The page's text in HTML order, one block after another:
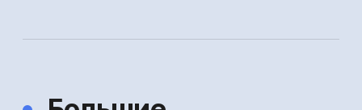
Резидент Сколково
Обратная связь